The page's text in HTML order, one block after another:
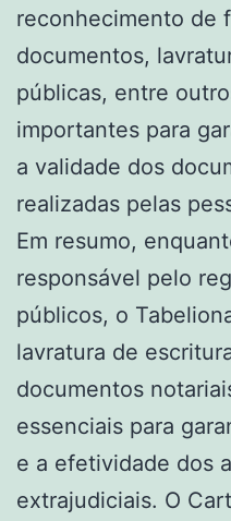
reconhecimento de
documentos,
públicas, entre
importantes para
a validade dos
realizadas pelas
Em resumo,
responsável pelo
públicos, o
lavratura de
documentos
essenciais para
e a efetividade dos
extrajudiciais. O